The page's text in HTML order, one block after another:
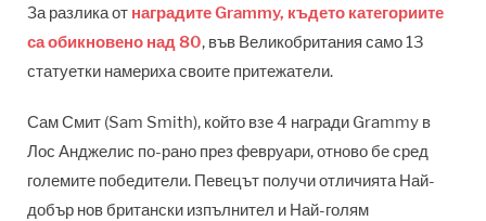
За разлика от наградите Grammy, където категориите
са обикновено над 80, във Великобритания само 13
статуетки намериха своите притежатели.
Сам Смит (Sam Smith), който взе 4 награди Grammy в
Лос Анджелис по-рано през февруари, отново бе сред
големите победители. Певецът получи отличията Най-
добър нов британски изпълнител и Най-голям